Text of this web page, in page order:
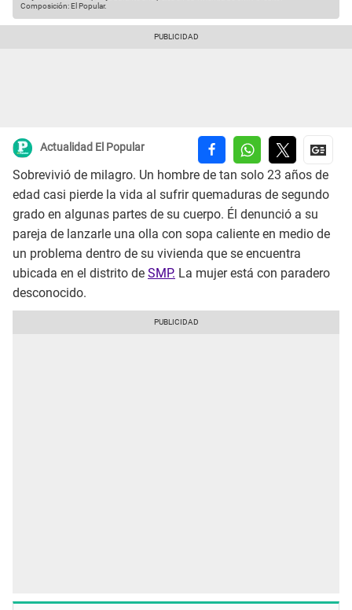
Composición: El Popular.
Actualidad El Popular
Sobrevivió de milagro. Un hombre de tan solo 23 años de
edad casi pierde la vida al sufrir quemaduras de segundo
grado en algunas partes de su cuerpo. Él denunció a su
pareja de lanzarle una olla con sopa caliente en medio de
un problema dentro de su vivienda que se encuentra
ubicada en el distrito de SMP. La mujer está con paradero
desconocido.